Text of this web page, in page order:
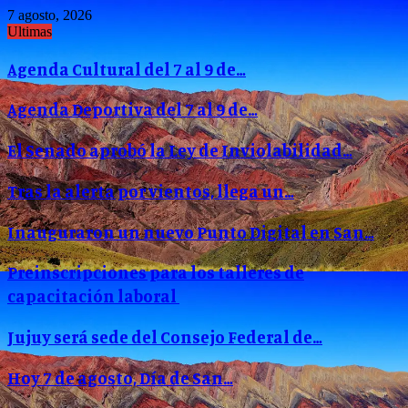
7 agosto, 2026
Ultimas
Agenda Cultural del 7 al 9 de…
Agenda Deportiva del 7 al 9 de…
El Senado aprobó la Ley de Inviolabilidad…
Tras la alerta por vientos, llega un…
Inauguraron un nuevo Punto Digital en San…
Preinscripciones para los talleres de
capacitación laboral
Jujuy será sede del Consejo Federal de…
Hoy 7 de agosto, Día de San…